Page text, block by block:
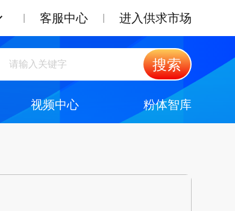
客服中心 进入供求市场
搜索
视频中心 粉体智库